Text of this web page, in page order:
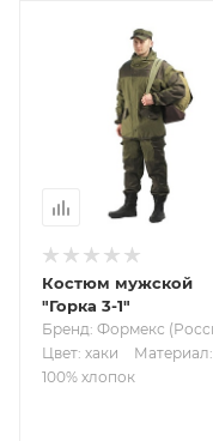
Костюм мужской
"Горка 3-1"
Бренд: Формекс
Цвет: хаки
Материал:
100% хлопок